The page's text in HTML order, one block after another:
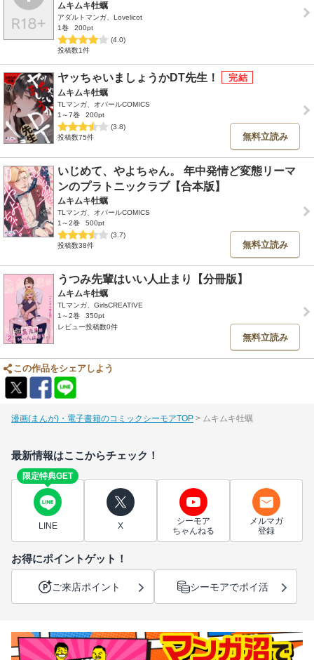
ムキムキ牡蠣
アダルトマンガ、Lovelicot
1巻
200pt
(4.0)
投稿数1件
ヤッちゃいましょうかDT先生！
ムキムキ牡蠣
TLマンガ、オパールCOMICS
1～7巻
200pt
(3.8)
投稿数75件
無料立読み
いじめて、やよちゃん。 年中発情ど変態リーマ
ンのプラトニックラブ【合本版】
ムキムキ牡蠣
TLマンガ、オパールCOMICS
1～2巻
500pt
(3.7)
投稿数38件
無料立読み
うつみ先輩はいい人止まり【分冊版】
ムキムキ牡蠣
TLマンガ、GirlsCREATIVE
1～2巻
350pt
レビュー投稿数0件
無料立読み
この作品をシェアしよう
漫画(まんが)・電子書籍のコミックシーモアTOP ムキムキ牡蠣
最新情報はここからチェック！
限定特典GET
LINE X
シーモア
ちゃんねる
メルマガ
登録
お得にポイントゲット！
ご来店ポイント シーモアでポイ活